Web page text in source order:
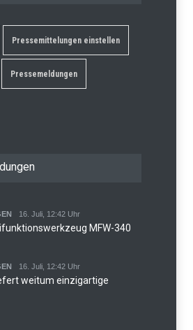
Pressemittelungen einstellen
Pressemeldungen
16. Juli, 12:42 Uhr
MFW-340
16. Juli, 12:42 Uhr
weitum einzigartige